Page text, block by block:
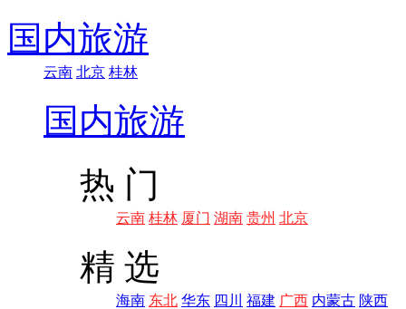
国内旅游
云南 北京 桂林
国内旅游
热 门
云南 桂林 厦门 湖南 贵州 北京
精 选
海南 东北 华东 四川 福建 广西 内蒙古 陕西